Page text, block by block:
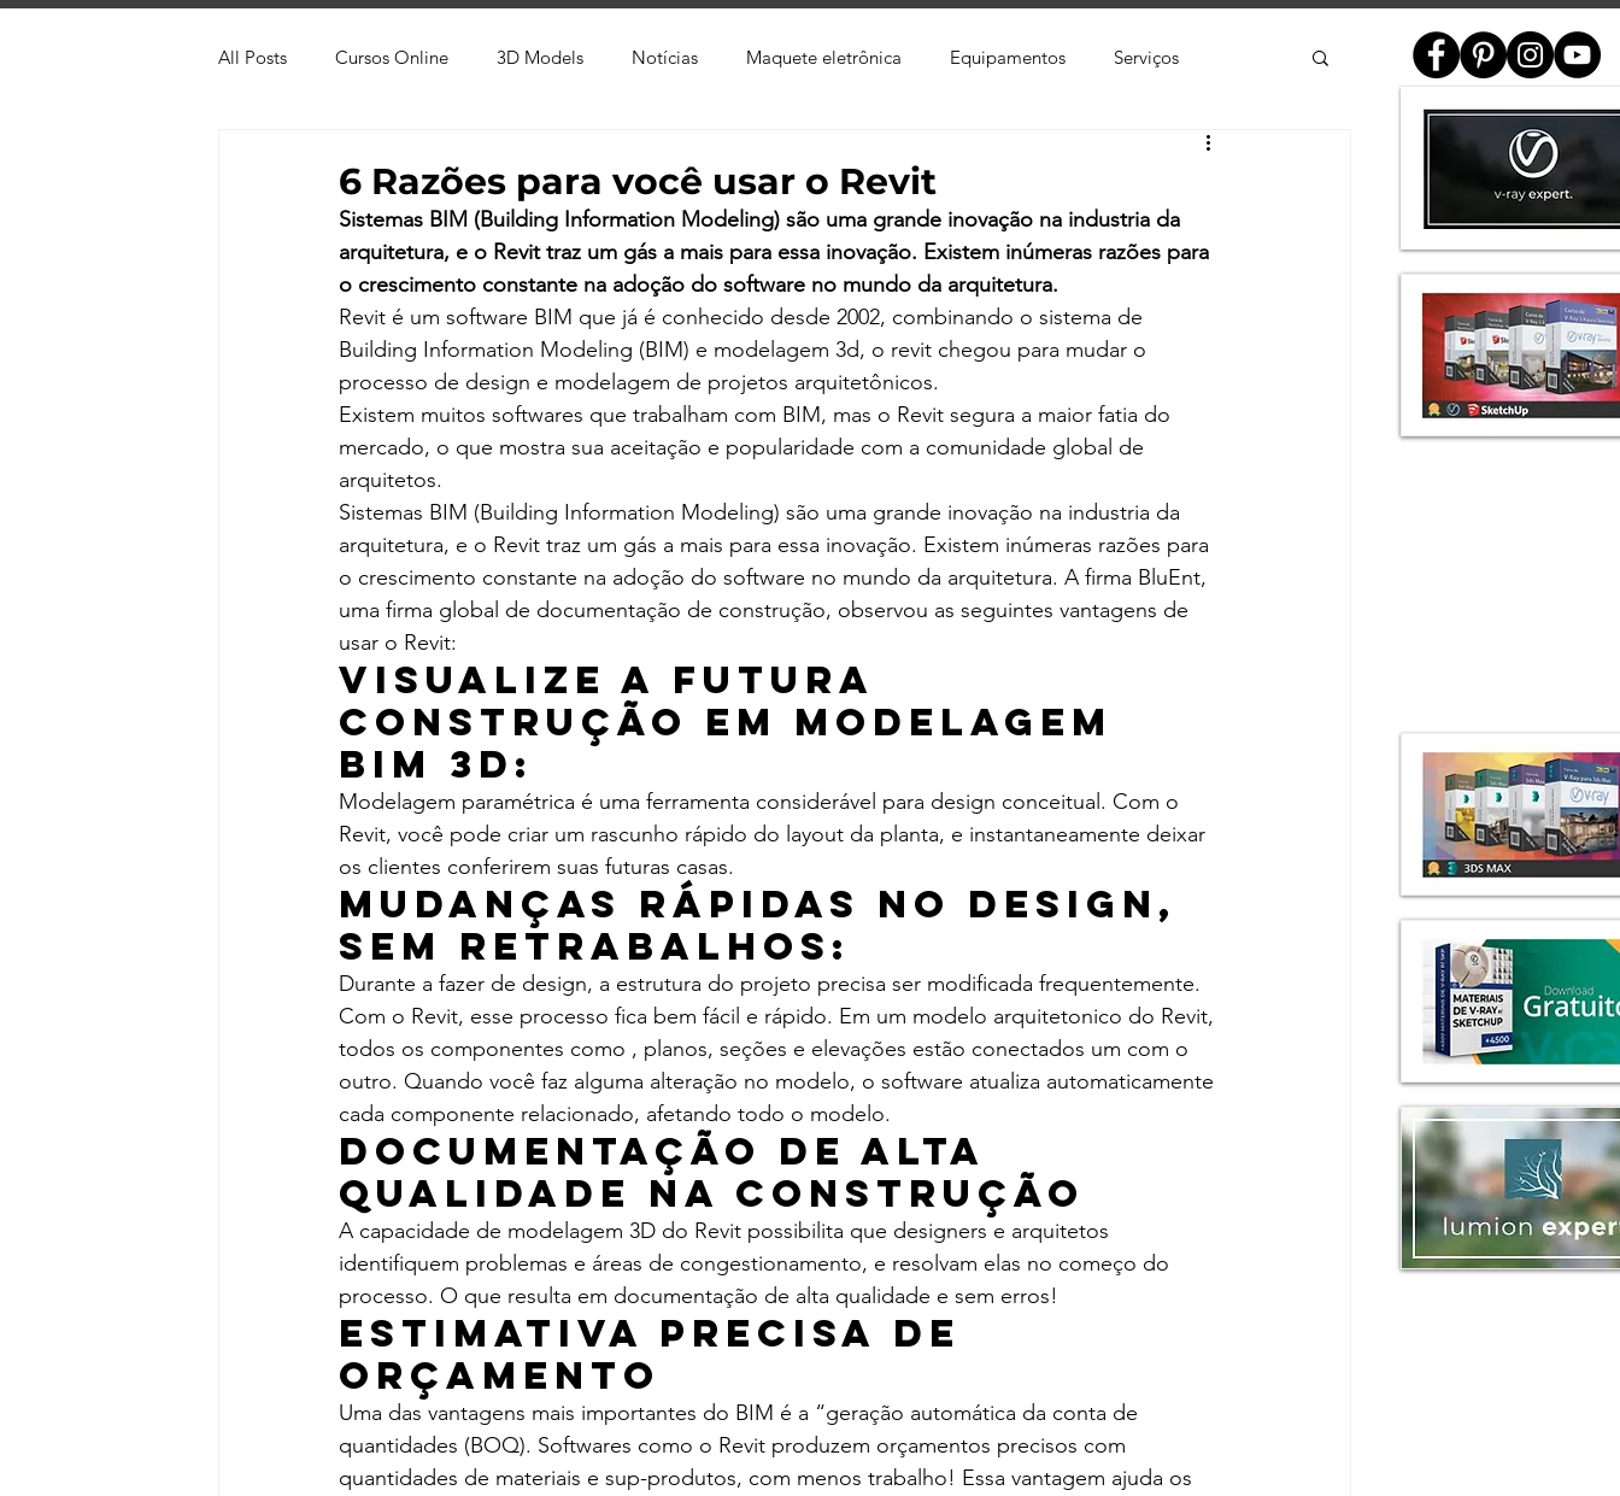
All Posts Cursos Online 3D Models Notícias Maquete eletrônica Equipamentos Serviços
Trabalhos em Andamento Vray Softwares CAD Downloads Blender Enscape SketchUp
Viver de 3D 3ds Max V-Ray Lumion Corona Render Photoshop Viver de 3D
AutoCAD Revit
6 Razões para você usar o Revit
Sistemas BIM (Building Information Modeling) são uma grande inovação na industria da
arquitetura, e o Revit traz um gás a mais para essa inovação. Existem inúmeras razões para
o crescimento constante na adoção do software no mundo da arquitetura.
Revit é um software BIM que já é conhecido desde 2002, combinando o sistema de
Building Information Modeling (BIM) e modelagem 3d, o revit chegou para mudar o
processo de design e modelagem de projetos arquitetônicos.
Existem muitos softwares que trabalham com BIM, mas o Revit segura a maior fatia do
mercado, o que mostra sua aceitação e popularidade com a comunidade global de
arquitetos.
Sistemas BIM (Building Information Modeling) são uma grande inovação na industria da
arquitetura, e o Revit traz um gás a mais para essa inovação. Existem inúmeras razões para
o crescimento constante na adoção do software no mundo da arquitetura. A firma BluEnt,
uma firma global de documentação de construção, observou as seguintes vantagens de
usar o Revit:
Visualize a futura
construção em modelagem
BIM 3D:
Modelagem paramétrica é uma ferramenta considerável para design conceitual. Com o
Revit, você pode criar um rascunho rápido do layout da planta, e instantaneamente deixar
os clientes conferirem suas futuras casas.
Mudanças rápidas no design,
sem retrabalhos:
Durante a fazer de design, a estrutura do projeto precisa ser modificada frequentemente.
Com o Revit, esse processo fica bem fácil e rápido. Em um modelo arquitetonico do Revit,
todos os componentes como , planos, seções e elevações estão conectados um com o
outro. Quando você faz alguma alteração no modelo, o software atualiza automaticamente
cada componente relacionado, afetando todo o modelo.
Documentação de alta
qualidade na construção
A capacidade de modelagem 3D do Revit possibilita que designers e arquitetos
identifiquem problemas e áreas de congestionamento, e resolvam elas no começo do
processo. O que resulta em documentação de alta qualidade e sem erros!
Estimativa precisa de
Orçamento
Uma das vantagens mais importantes do BIM é a “geração automática da conta de
quantidades (BOQ). Softwares como o Revit produzem orçamentos precisos com
quantidades de materiais e sup-produtos, com menos trabalho! Essa vantagem ajuda os